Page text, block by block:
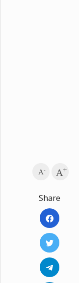
Sepakbola
MotoGP
Formula 1
Lifestyle Pluz
A- A+
Share